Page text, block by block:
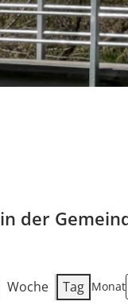
der
Woche Tag Monat